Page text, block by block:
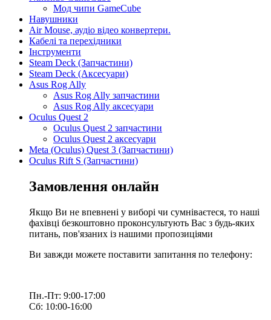
Мод чипи GameCube
Навушники
Air Mouse, аудіо відео конвертери.
Кабелі та перехідники
Інструменти
Steam Deck (Запчастини)
Steam Deck (Аксесуари)
Asus Rog Ally
Asus Rog Ally запчастини
Asus Rog Ally аксесуари
Oculus Quest 2
Oculus Quest 2 запчастини
Oculus Quest 2 аксесуари
Meta (Oculus) Quest 3 (Запчастини)
Oculus Rift S (Запчастини)
Замовлення онлайн
Якщо Ви не впевнені у виборі чи сумніваєтеся, то наші
фахівці безкоштовно проконсультують Вас з будь-яких
питань, пов'язаних із нашими пропозиціями
Ви завжди можете поставити запитання по телефону:
Пн.-Пт: 9:00-17:00
Сб: 10:00-16:00